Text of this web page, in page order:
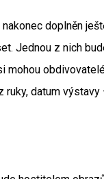
doplněn
Jednou z nich
mohou
ruky, datum